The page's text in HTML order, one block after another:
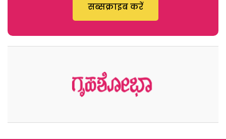
सब्सक्राइब करें